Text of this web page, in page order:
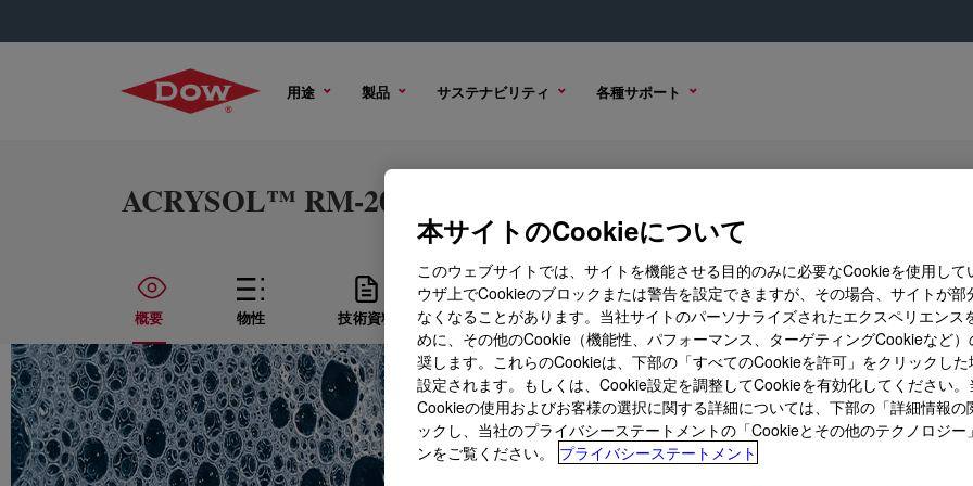
用途 製品 サステナビリティ 各種サポート
ACRYSOL™ RM-2020NPR BC Rheology Modifier
概要 物性 技術資料 サンプル オプション 購入オプション
本サイトのCookieについて
このウェブサイトでは、サイトを機能させる目的のみに必要なCookieを使用して
ウザ上でCookieのブロックまたは警告を設定できますが、その場合、サイトが部
なくなることがあります。当社サイトのパーソナライズされたエクスペリエンス
めに、その他のCookie（機能性、パフォーマンス、ターゲティングCookieなど
奨します。これらのCookieは、下部の「すべてのCookieを許可」をクリックし
設定されます。もしくは、Cookie設定を調整してCookieを有効化してください。
Cookieの使用およびお客様の選択に関する詳細については、下部の「詳細情報の
ックし、当社のプライバシーステートメントの「Cookieとその他のテクノロジー
ンをご覧ください。
プライバシーステートメント